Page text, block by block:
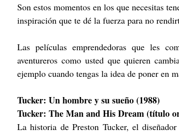
Son estos momentos en los que necesitas
inspiración que te dé la fuerza para no
Las películas emprendedoras que les
aventureros como usted que quieren
ejemplo cuando tengas la idea de poner en
Tucker: Un hombre y su sueño (1988)
Tucker: The Man and His Dream (título
La historia de Preston Tucker, el